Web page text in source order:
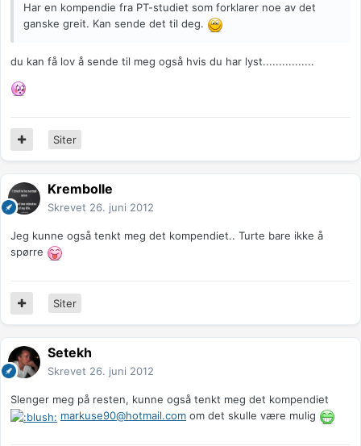
Har en kompendie fra PT-studiet som forklarer noe av det
ganske greit. Kan sende det til deg.
du kan få lov å sende til meg også hvis du har lyst................
Siter
Krembolle
Skrevet 26. juni 2012
Jeg kunne også tenkt meg det kompendiet.. Turte bare ikke å
spørre
Siter
Setekh
Skrevet 26. juni 2012
Slenger meg på resten, kunne også tenkt meg det kompendiet
markuse90@hotmail.com om det skulle være mulig